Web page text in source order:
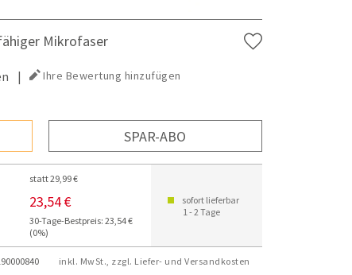
Mikrofaser
| Ihre Bewertung hinzufügen
SPAR-ABO
statt 29,99 €
23,54 €
30-Tage-Bestpreis: 23,54 €
(0%)
sofort lieferbar
1 - 2 Tage
inkl. MwSt., zzgl. Liefer- und Versandkosten